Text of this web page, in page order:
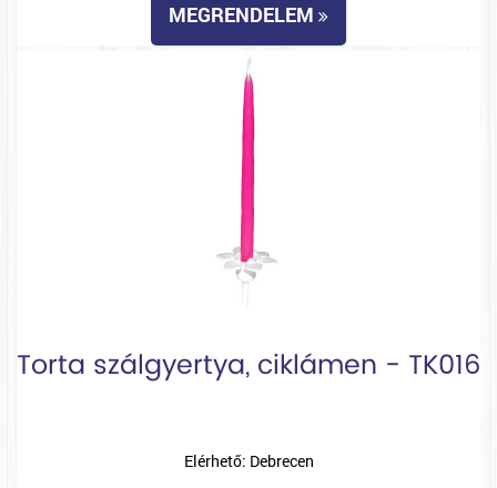
MEGRENDELEM
Torta szálgyertya, ciklámen - TK016
Elérhető: Debrecen